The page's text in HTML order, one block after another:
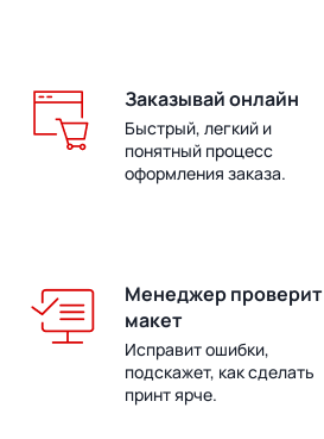
Заказывай онлайн
Быстрый, легкий и
понятный процесс
оформления заказа.
Менеджер проверит
макет
Исправит ошибки,
подскажет, как сделать
принт ярче.